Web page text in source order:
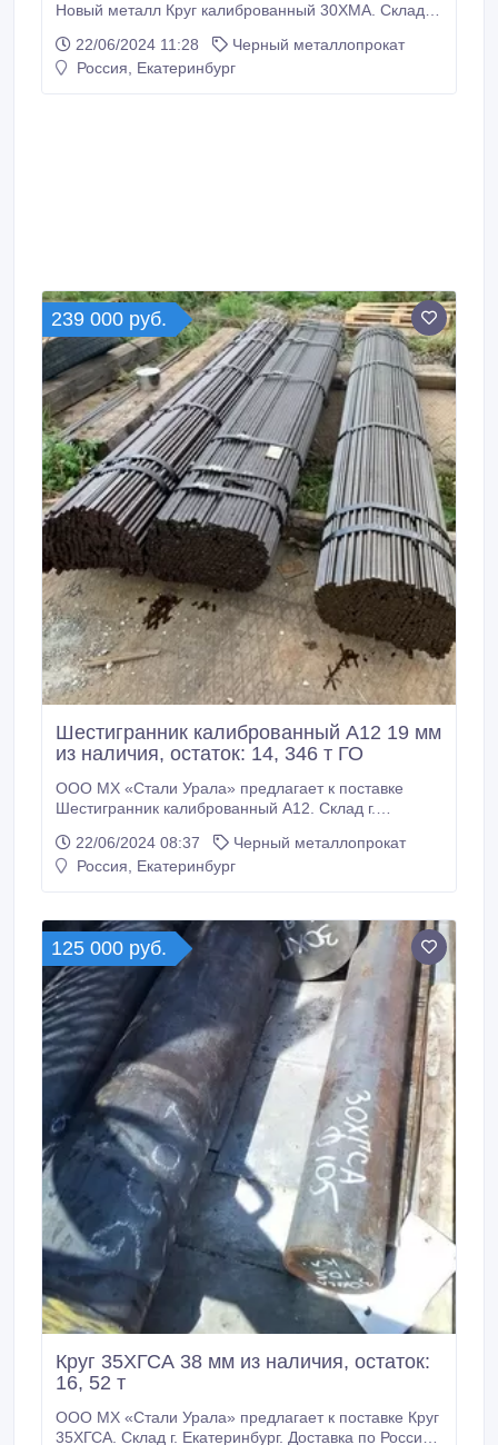
Новый металл Круг калиброванный 30ХМА. Склад г.
калиброванный сталь 30ХМА 40 мм, на складе: 3,
264 т ГОСТ 7417-75, 315000 руб. с НДС * Еще из
22/06/2024 11:28
Черный металлопрокат
Россия, Екатеринбург
239 000 руб.
Шестигранник калиброванный А12 19 мм
из наличия, остаток: 14, 346 т ГО
ООО МХ «Стали Урала» предлагает к поставке
Шестигранник калиброванный А12. Склад г.
сервис"; ТК "Кит"; ТК ”Пэк". Все шестигранники с
сертификатами! * Шестигранник калиброванный
22/06/2024 08:37
Черный металлопрокат
Россия, Екатеринбург
125 000 руб.
Круг 35ХГСА 38 мм из наличия, остаток:
16, 52 т
ООО МХ «Стали Урала» предлагает к поставке Круг
35ХГСА. Склад г. Екатеринбург. Доставка по России: